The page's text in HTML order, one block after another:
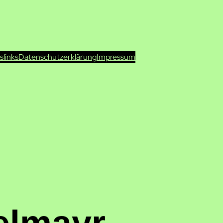
linksDatenschutzerklärungImpressum